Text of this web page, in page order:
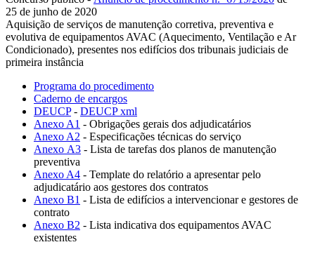
25 de junho de 2020
Aquisição de serviços de manutenção corretiva, preventiva e
evolutiva de equipamentos AVAC (Aquecimento, Ventilação e Ar
Condicionado), presentes nos edifícios dos tribunais judiciais de
primeira instância
Programa do procedimento
Caderno de encargos
DEUCP- DEUCP xml
Anexo A1 - Obrigações gerais dos adjudicatários
Anexo A2 - Especificações técnicas do serviço
Anexo A3 - Lista de tarefas dos planos de manutenção
preventiva
Anexo A4 - Template do relatório a apresentar pelo
adjudicatário aos gestores dos contratos
Anexo B1 - Lista de edifícios a intervencionar e gestores de
contrato
Anexo B2 - Lista indicativa dos equipamentos AVAC
existentes